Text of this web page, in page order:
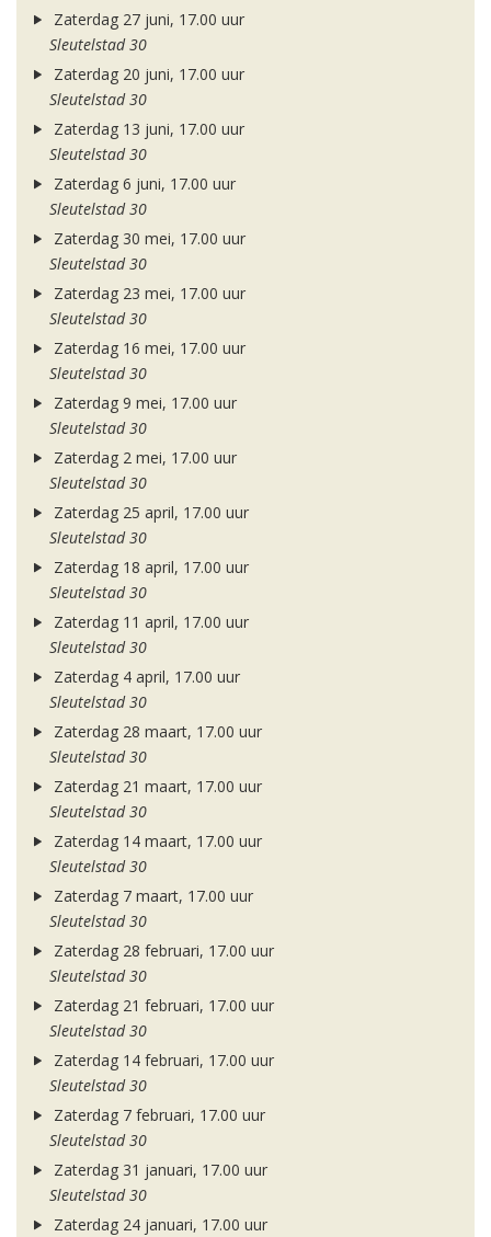
Zaterdag 27 juni, 17.00 uur
Sleutelstad 30
Zaterdag 20 juni, 17.00 uur
Sleutelstad 30
Zaterdag 13 juni, 17.00 uur
Sleutelstad 30
Zaterdag 6 juni, 17.00 uur
Sleutelstad 30
Zaterdag 30 mei, 17.00 uur
Sleutelstad 30
Zaterdag 23 mei, 17.00 uur
Sleutelstad 30
Zaterdag 16 mei, 17.00 uur
Sleutelstad 30
Zaterdag 9 mei, 17.00 uur
Sleutelstad 30
Zaterdag 2 mei, 17.00 uur
Sleutelstad 30
Zaterdag 25 april, 17.00 uur
Sleutelstad 30
Zaterdag 18 april, 17.00 uur
Sleutelstad 30
Zaterdag 11 april, 17.00 uur
Sleutelstad 30
Zaterdag 4 april, 17.00 uur
Sleutelstad 30
Zaterdag 28 maart, 17.00 uur
Sleutelstad 30
Zaterdag 21 maart, 17.00 uur
Sleutelstad 30
Zaterdag 14 maart, 17.00 uur
Sleutelstad 30
Zaterdag 7 maart, 17.00 uur
Sleutelstad 30
Zaterdag 28 februari, 17.00 uur
Sleutelstad 30
Zaterdag 21 februari, 17.00 uur
Sleutelstad 30
Zaterdag 14 februari, 17.00 uur
Sleutelstad 30
Zaterdag 7 februari, 17.00 uur
Sleutelstad 30
Zaterdag 31 januari, 17.00 uur
Sleutelstad 30
Zaterdag 24 januari, 17.00 uur